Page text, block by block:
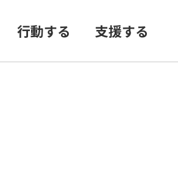
行動する 支援する